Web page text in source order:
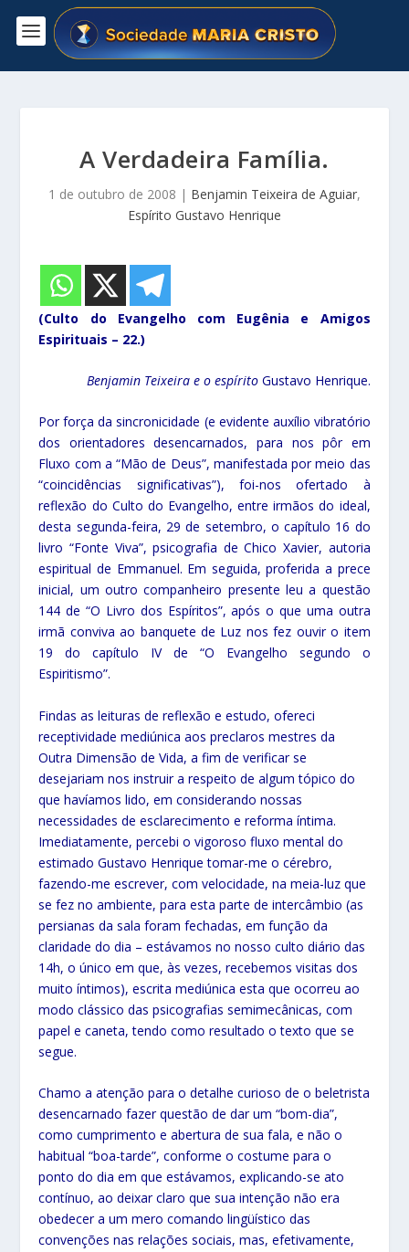
A Verdadeira Família.
1 de outubro de 2008 | Benjamin Teixeira de Aguiar,
Espírito Gustavo Henrique
(Culto do Evangelho com Eugênia e Amigos
Espirituais – 22.)
Benjamin Teixeira e o espíritoGustavo Henrique.
Por força da sincronicidade (e evidente auxílio vibratório
dos orientadores desencarnados, para nos pôr em
Fluxo com a “Mão de Deus”, manifestada por meio das
“coincidências significativas”), foi-nos ofertado à
reflexão do Culto do Evangelho, entre irmãos do ideal,
desta segunda-feira, 29 de setembro, o capítulo 16 do
livro “Fonte Viva”, psicografia de Chico Xavier, autoria
espiritual de Emmanuel. Em seguida, proferida a prece
inicial, um outro companheiro presente leu a questão
144 de “O Livro dos Espíritos”, após o que uma outra
irmã conviva ao banquete de Luz nos fez ouvir o item
19 do capítulo IV de “O Evangelho segundo o
Espiritismo”.
Findas as leituras de reflexão e estudo, ofereci
receptividade mediúnica aos preclaros mestres da
Outra Dimensão de Vida, a fim de verificar se
desejariam nos instruir a respeito de algum tópico do
que havíamos lido, em considerando nossas
necessidades de esclarecimento e reforma íntima.
Imediatamente, percebi o vigoroso fluxo mental do
estimado Gustavo Henrique tomar-me o cérebro,
fazendo-me escrever, com velocidade, na meia-luz que
se fez no ambiente, para esta parte de intercâmbio (as
persianas da sala foram fechadas, em função da
claridade do dia – estávamos no nosso culto diário das
14h, o único em que, às vezes, recebemos visitas dos
muito íntimos), escrita mediúnica esta que ocorreu ao
modo clássico das psicografias semimecânicas, com
papel e caneta, tendo como resultado o texto que se
segue.
Chamo a atenção para o detalhe curioso de o beletrista
desencarnado fazer questão de dar um “bom-dia”,
como cumprimento e abertura de sua fala, e não o
habitual “boa-tarde”, conforme o costume para o
ponto do dia em que estávamos, explicando-se ato
contínuo, ao deixar claro que sua intenção não era
obedecer a um mero comando lingüístico das
convenções nas relações sociais, mas, efetivamente,